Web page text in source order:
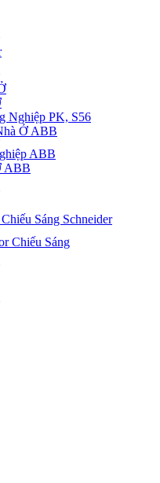
Nghiệp PK, S56
Ở ABB
ABB
ABB
Sáng Schneider
Chiếu Sáng